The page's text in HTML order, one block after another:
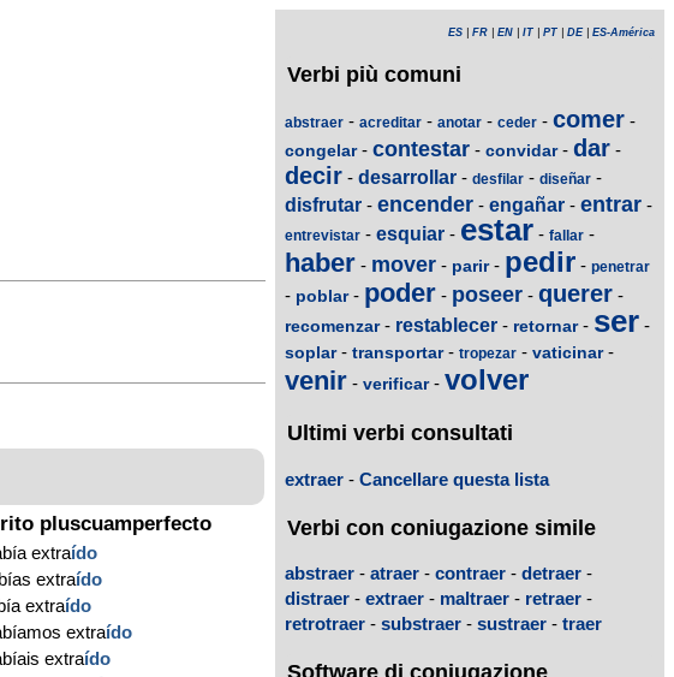
pluscuamperfecto
extraído
extraído
extraído
extraído
extraído
ES FR EN IT PT DE| ES-América
Verbi più comuni
abstraer - acreditar - anotar - ceder - comer -
congelar- contestar - convidar- dar -
decir - desarrollar - desfilar - diseñar -
disfrutar - encender - engañar - entrar -
entrevistar - esquiar - estar - fallar -
haber - mover - parir- pedir - penetrar
- poblar- poder - poseer - querer -
recomenzar- restablecer - retornar- ser -
soplar- transportar- tropezar - vaticinar-
venir - verificar- volver
Ultimi verbi consultati
extraer - Cancellare questa lista
Verbi con coniugazione simile
abstraer - atraer - contraer - detraer -
distraer - extraer - maltraer - retraer -
retrotraer - substraer - sustraer - traer